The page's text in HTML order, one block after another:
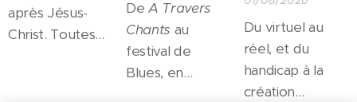
après Jésus-
Christ. Toutes
De A Travers
Chants au
festival de
Blues, en
Du virtuel au
réel, et du
handicap à la
création